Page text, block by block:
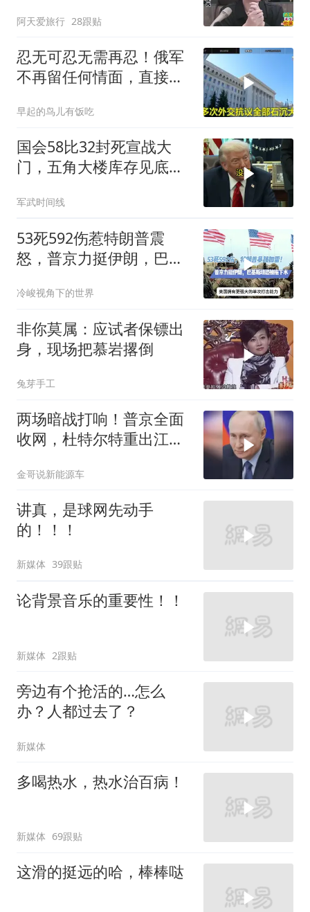
阿天爱旅行 28跟贴
忍无可忍无需再忍！俄军
不再留任何情面，直接炸
早起的鸟儿有饭吃
国会58比32封死宣战大
门，五角大楼库存见底，
生了什么
军武时间线
53死592伤惹特朗普震
怒，普京力挺伊朗，巴恐
冷峻视角下的世界
非你莫属：应试者保镖出
身，现场把慕岩撂倒
兔芽手工
两场暗战打响！普京全面
收网，杜特尔特重出江
点，哪个先崩？
金哥说新能源车
讲真，是球网先动手
的！！！
新媒体 39跟贴
论背景音乐的重要性！！
新媒体 2跟贴
旁边有个抢活的…怎么
办？人都过去了？
新媒体
多喝热水，热水治百病！
新媒体 69跟贴
这滑的挺远的哈，棒棒哒